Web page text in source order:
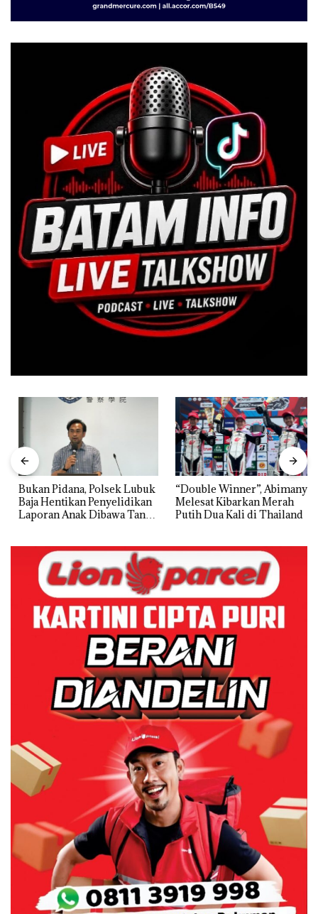
Bukan Pidana, Polsek Lubuk
Baja Hentikan Penyelidikan
Laporan Anak Dibawa Tanpa
“Double Winner”, Abimanyu
Melesat Kibarkan Merah
Putih Dua Kali di Thailand